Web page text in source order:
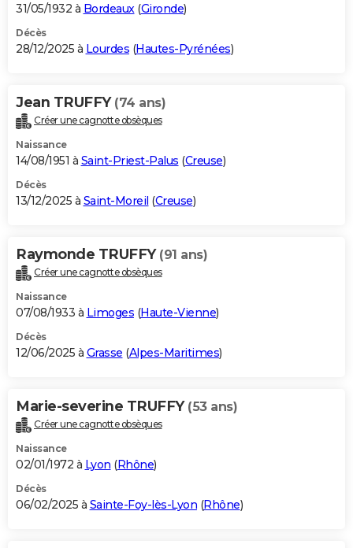
GUIDES D'ACHAT
BONS PLANS
Carte de Noël
Carte Bonne année
Carte Saint-Valentin
Carte Pâques
Carte d'anniversaire
DICTIONNAIRE
Dictionnaire
Biographies
Citations
Expressions
Proverbes
PROGRAMME TV
S'inscrire
Se connecter
Lycées
Collèges
Primaires
Universités
Entreprises
Service militaire
Avis de recherche
AVIS DE DÉCÈS
Bricolage
Lifestyle
Culture
Sport
Auto
Television
Voyage
Cinema
31/05/1932 à Bordeaux(Gironde)
Décès
28/12/2025 à Lourdes (Hautes-Pyrénées)
Jean TRUFFY (74 ans)
Créer une cagnotte obsèques
Naissance
14/08/1951 à Saint-Priest-Palus (Creuse)
Décès
13/12/2025 à Saint-Moreil (Creuse)
Raymonde TRUFFY (91 ans)
Créer une cagnotte obsèques
Naissance
07/08/1933 à Limoges (Haute-Vienne)
Décès
12/06/2025 à Grasse (Alpes-Maritimes)
Marie-severine TRUFFY (53 ans)
Créer une cagnotte obsèques
Naissance
02/01/1972 à Lyon (Rhône)
Décès
06/02/2025 à Sainte-Foy-lès-Lyon (Rhône)